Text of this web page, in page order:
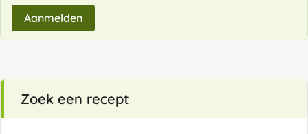
Aanmelden
Zoek een recept